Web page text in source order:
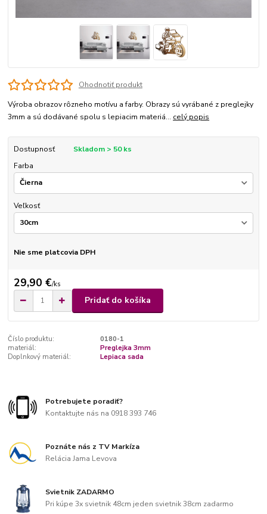
Ohodnotiť produkt
Výroba obrazov rôzneho motívu a farby. Obrazy sú vyrábané z preglejky
3mm a sú dodávané spolu s lepiacim materiá... celý popis
Dostupnosť
Skladom > 50 ks
Farba
Veľkosť
Nie sme platcovia DPH
29,90 €/ks
Pridať do košíka
Číslo produktu:
0180-1
materiál:
Preglejka 3mm
Doplnkový materiál:
Lepiaca sada
Potrebujete poradiť?
Kontaktujte nás na 0918 393 746
Poznáte nás z TV Markíza
Relácia Jama Levova
Svietnik ZADARMO
Pri kúpe 3x svietnik 48cm jeden svietnik 38cm zadarmo